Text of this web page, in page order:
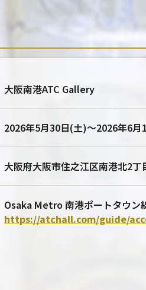
大阪南港ATC Gallery
2026年5月30日(土)～2026年6月
大阪府大阪市住之江区南港北2
Osaka Metro 南港ポートタウン
https://atchall.com/guide/